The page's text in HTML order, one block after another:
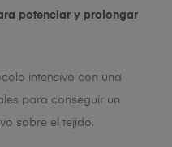
potenciar y prolongar
intensivo con una
para conseguir un
sobre el tejido.